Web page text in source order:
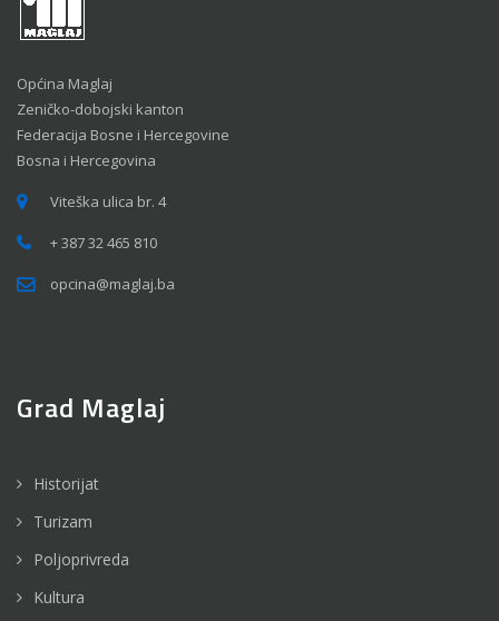
Općina Maglaj
Zeničko-dobojski kanton
Federacija Bosne i Hercegovine
Bosna i Hercegovina
Viteška ulica br. 4
+ 387 32 465 810
opcina@maglaj.ba
Grad Maglaj
Historijat
Turizam
Poljoprivreda
Kultura